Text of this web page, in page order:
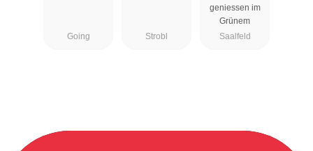
Going Strobl
geniessen im
Grünem
Saalfeld